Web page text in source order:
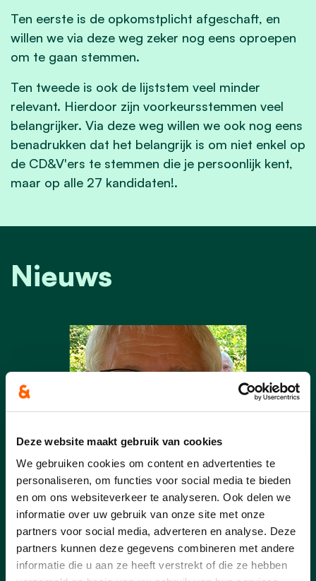
Deze website maakt gebruik van cookies
We gebruiken cookies om content en advertenties te
personaliseren, om functies voor social media te bieden
en om ons websiteverkeer te analyseren. Ook delen we
informatie over uw gebruik van onze site met onze
partners voor social media, adverteren en analyse. Deze
partners kunnen deze gegevens combineren met andere
informatie die u aan ze heeft verstrekt of die ze hebben
Ten eerste is de opkomstplicht afgeschaft, en
willen we via deze weg zeker nog eens oproepen
om te gaan stemmen.
Ten tweede is ook de lijststem veel minder
relevant. Hierdoor zijn voorkeursstemmen veel
belangrijker. Via deze weg willen we ook nog eens
benadrukken dat het belangrijk is om niet enkel op
de CD&V'ers te stemmen die je persoonlijk kent,
maar op alle 27 kandidaten!.
Nieuws
Overlijden Alberic Sergooris
22/07/26